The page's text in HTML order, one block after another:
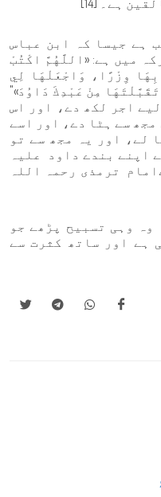
ہے۔ [14]
ہے جیسا کہ ابن عباس
میں ہے: «اللَّهُمَّ اكْتُبْ
وِزْرًا، وَاجْعَلْهَا لِي
مِنْ عَبْدِكَ دَاوُدَ»"
اجر لکھ دے، اور اس
سے ہٹا دے، اور اسے
لے، اور یہ مجھ سے تو
اپنے بندے داود علیہ
ترمذی رحمہ اللہ
وہی تسبیح پڑھے جو
ہے اور ساتھ کثرت سے